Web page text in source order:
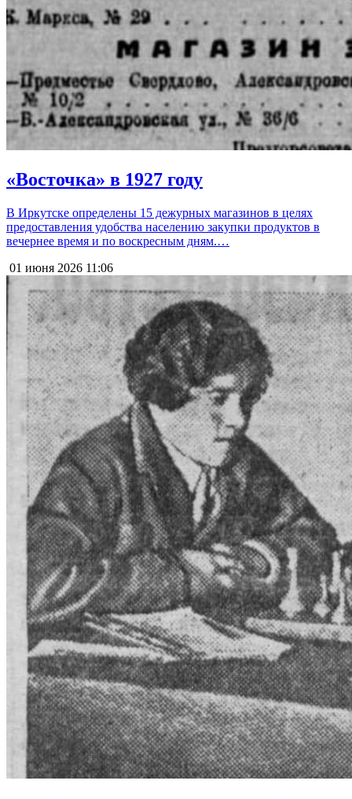
«Восточка» в 1927 году
В Иркутске определены 15 дежурных магазинов в целях
предоставления удобства населению закупки продуктов в
вечернее время и по воскресным дням.…
01 июня 2026 11:06